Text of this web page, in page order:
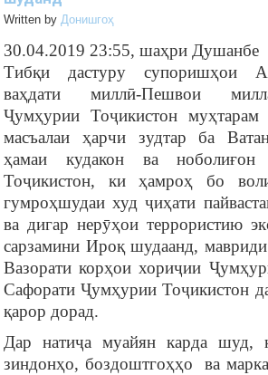
Written by Донишгоҳ
30.04.2019 23:55, шаҳри Душанбе
Тибқи дастуру супоришҳои
ваҳдати миллӣ-Пешвои
Ҷумҳурии Тоҷикистон
масъалаи ҳарчи зудтар ба
ҳамаи кудакон ва
Тоҷикистон, ки ҳамроҳ бо
гумроҳшудаи худ ҷиҳати
ва дигар нерӯҳои террористию
сарзамини Ироқ шудаанд,
Вазорати корҳои хориҷии
Сафорати Ҷумҳурии Тоҷикистон
қарор дорад.
Дар натиҷа муайян карда шуд,
зиндонҳо, боздоштгоҳҳо ва